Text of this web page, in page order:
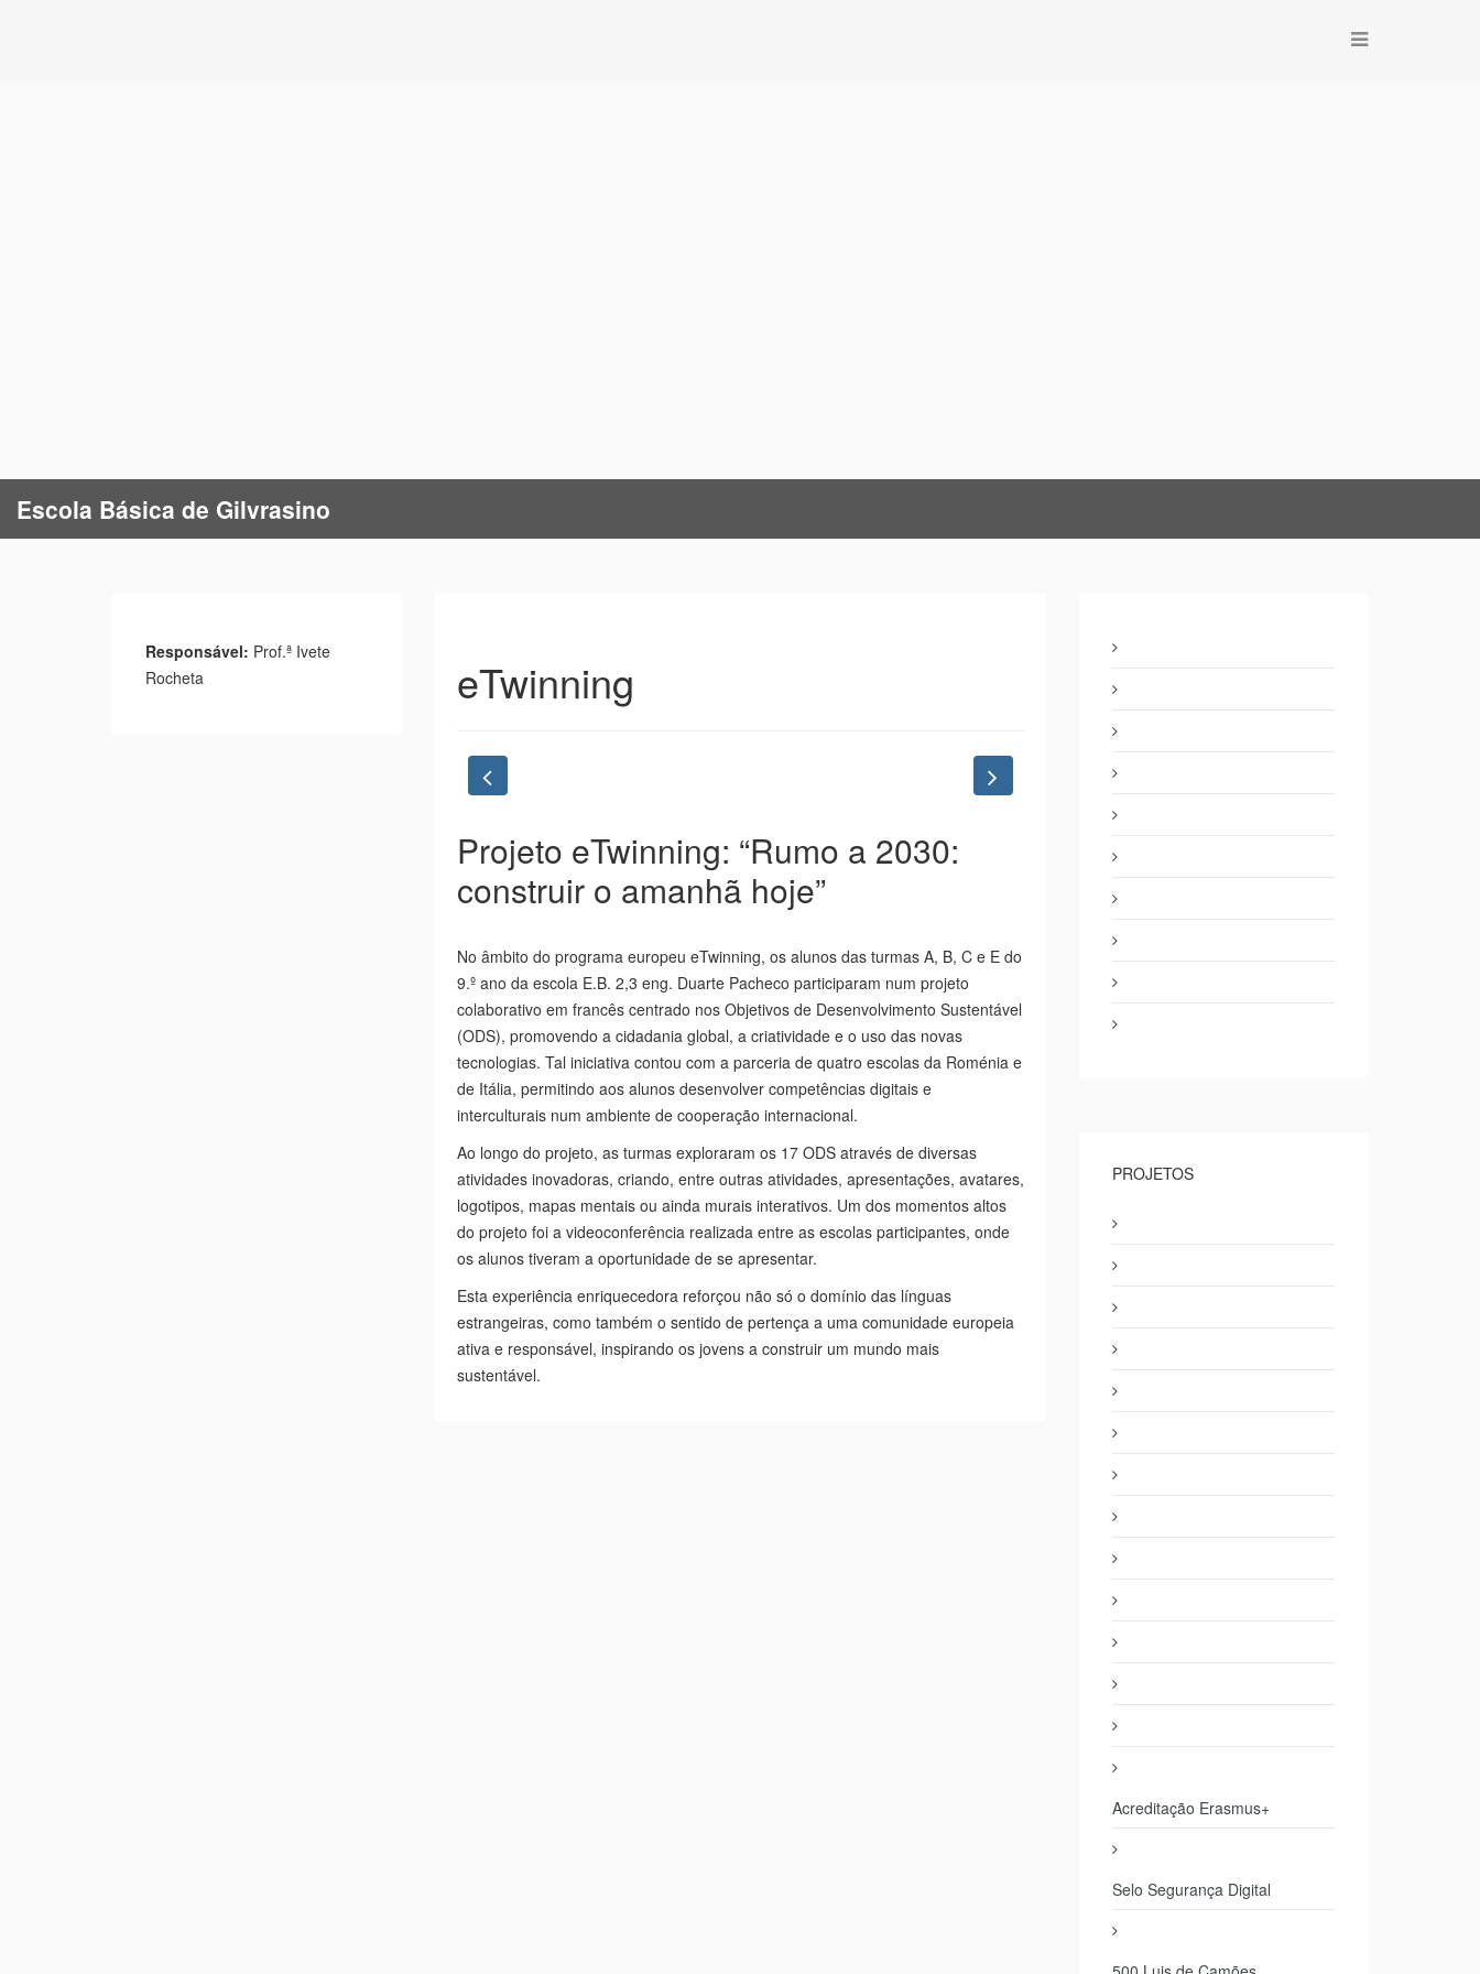
Escola Básica de Gilvrasino
Jardim de infância Mira Serra
Responsável: Prof.ª Ivete
Rocheta
eTwinning
Previous
Projeto eTwinning: “Rumo a 2030:
construir o amanhã hoje”
No âmbito do programa europeu eTwinning, os alunos das turmas A, B, C e E do
9.º ano da escola E.B. 2,3 eng. Duarte Pacheco participaram num projeto
colaborativo em francês centrado nos Objetivos de Desenvolvimento Sustentável
(ODS), promovendo a cidadania global, a criatividade e o uso das novas
tecnologias. Tal iniciativa contou com a parceria de quatro escolas da Roménia e
de Itália, permitindo aos alunos desenvolver competências digitais e
interculturais num ambiente de cooperação internacional.
Ao longo do projeto, as turmas exploraram os 17 ODS através de diversas
atividades inovadoras, criando, entre outras atividades, apresentações, avatares,
logotipos, mapas mentais ou ainda murais interativos. Um dos momentos altos
do projeto foi a videoconferência realizada entre as escolas participantes, onde
os alunos tiveram a oportunidade de se apresentar.
Esta experiência enriquecedora reforçou não só o domínio das línguas
estrangeiras, como também o sentido de pertença a uma comunidade europeia
ativa e responsável, inspirando os jovens a construir um mundo mais
sustentável.
PROJETOS
Acreditação Erasmus+
Selo Segurança Digital